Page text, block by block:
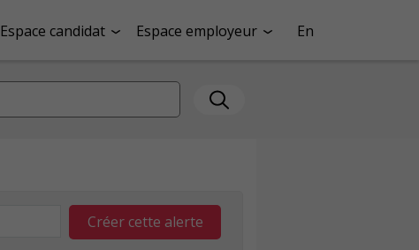
Espace candidat Espace employeur En
Créer cette alerte